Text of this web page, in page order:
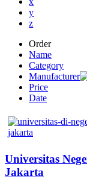
y
z
Order
Name
Category
Manufacturer
Price
Date
Universitas
Jakarta